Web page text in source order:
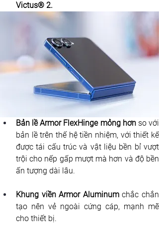
Victus® 2.
Bản lề Armor FlexHinge mỏng hơn so với
bản lề trên thế hệ tiền nhiệm, với thiết kế
được tái cấu trúc và vật liệu bền bỉ vượt
trội cho nếp gấp mượt mà hơn và độ bền
ấn tượng dài lâu.
Khung viền Armor Aluminum chắc chắn
tạo nên vẻ ngoài cứng cáp, mạnh mẽ
cho thiết bị.